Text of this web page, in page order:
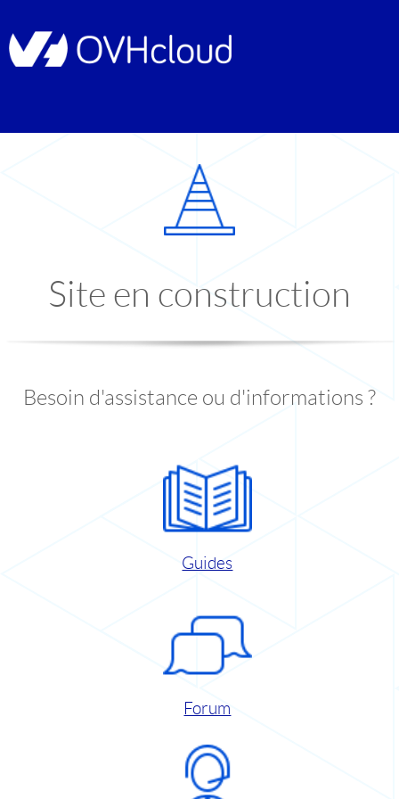
Site en construction
Besoin d'assistance ou d'informations ?
Guides
Forum